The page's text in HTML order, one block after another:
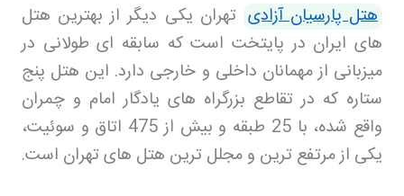
هتل پارسیان آزادی تهران یکی دیگر از بهترین هتل
های ایران در پایتخت است که سابقه ای طولانی در
میزبانی از مهمانان داخلی و خارجی دارد. این هتل پنج
ستاره که در تقاطع بزرگراه های یادگار امام و چمران
واقع شده، با 25 طبقه و بیش از 475 اتاق و سوئیت،
یکی از مرتفع ترین و مجلل ترین هتل های تهران است.